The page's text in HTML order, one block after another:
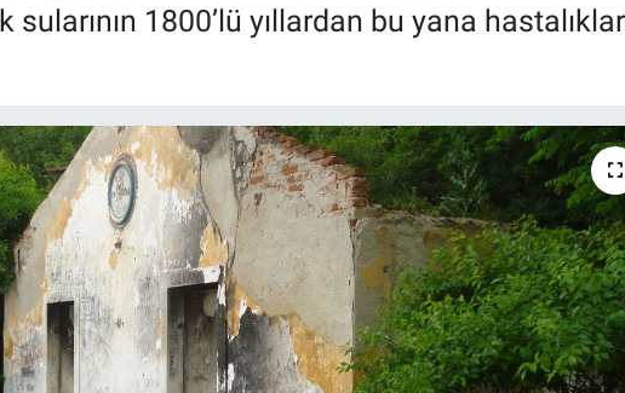
sularının 1800’lü yıllardan bu yana